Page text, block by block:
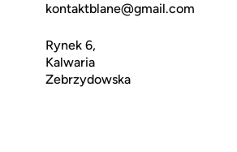
kontaktblane@gmail.com
Rynek 6,
Kalwaria
Zebrzydowska